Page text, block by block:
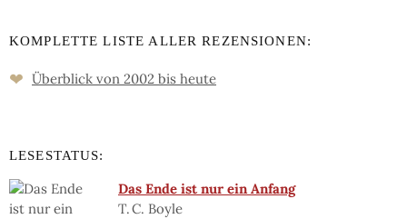
KOMPLETTE LISTE ALLER REZENSIONEN:
❤ Überblick von 2002 bis heute
LESESTATUS:
Das Ende ist nur ein Anfang
T. C. Boyle